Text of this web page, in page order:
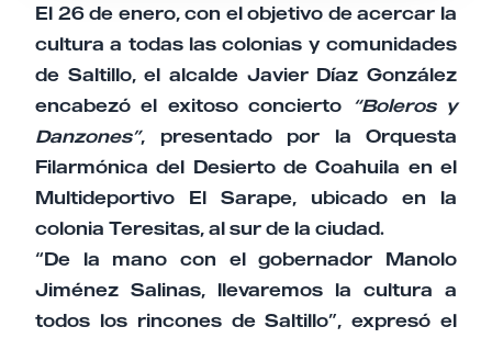
El 26 de enero, con el objetivo de acercar la
cultura a todas las colonias y comunidades
de Saltillo, el alcalde Javier Díaz González
encabezó el exitoso concierto “Boleros y
Danzones”, presentado por la Orquesta
Filarmónica del Desierto de Coahuila en el
Multideportivo El Sarape, ubicado en la
colonia Teresitas, al sur de la ciudad.
“De la mano con el gobernador Manolo
Jiménez Salinas, llevaremos la cultura a
todos los rincones de Saltillo”, expresó el